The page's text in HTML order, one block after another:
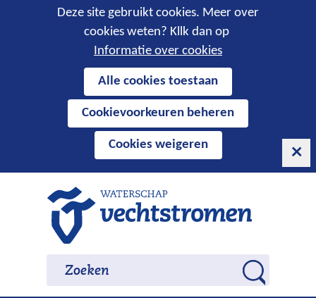
Cookies
toestaan?
Deze site gebruikt cookies. Meer over
cookies weten? Kllk dan op
Informatie over cookies
cookies
deze
website
worden
toegestaan
Alle cookies toestaan
Cookievoorkeuren beheren
Cookies weigeren
naar
Zoeken Zoeken